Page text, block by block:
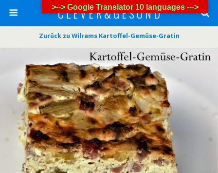
C L E V E R & G E S U N D
Zurück zu Wilrams Kartoffel-Gemüse-Gratin
>--> Google Translator 10 languages --->